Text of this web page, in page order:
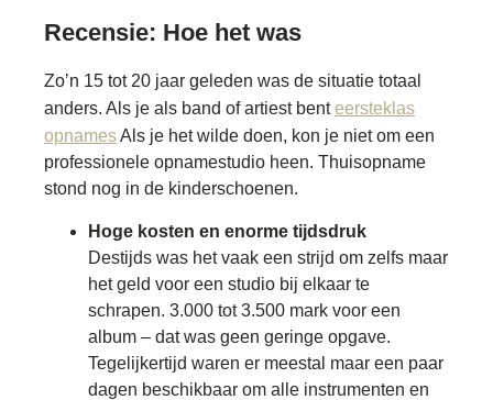
Recensie: Hoe het was
Zo’n 15 tot 20 jaar geleden was de situatie totaal
anders. Als je als band of artiest benteersteklas
opnamesAls je het wilde doen, kon je niet om een ​​
professionele opnamestudio heen. Thuisopname
stond nog in de kinderschoenen.
Hoge kosten en enorme tijdsdruk
Destijds was het vaak een strijd om zelfs maar
het geld voor een studio bij elkaar te
schrapen. 3.000 tot 3.500 mark voor een
album – dat was geen geringe opgave.
Tegelijkertijd waren er meestal maar een paar
dagen beschikbaar om alle instrumenten en